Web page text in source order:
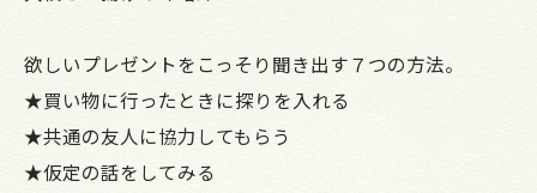
欲しいプレゼントをこっそり聞き出す７つの方法。
★買い物に行ったときに探りを入れる
★共通の友人に協力してもらう
★仮定の話をしてみる